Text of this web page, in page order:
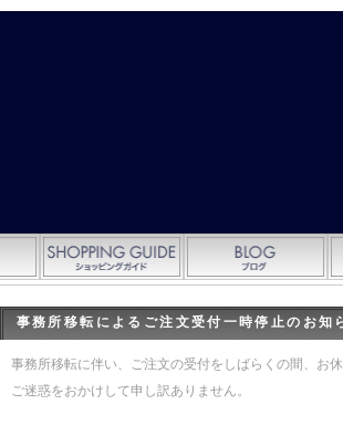
事務所移転によるご注文受付一時停止のお知
事務所移転に伴い、ご注文の受付をしばらくの間、お休
ご迷惑をおかけして申し訳ありません。